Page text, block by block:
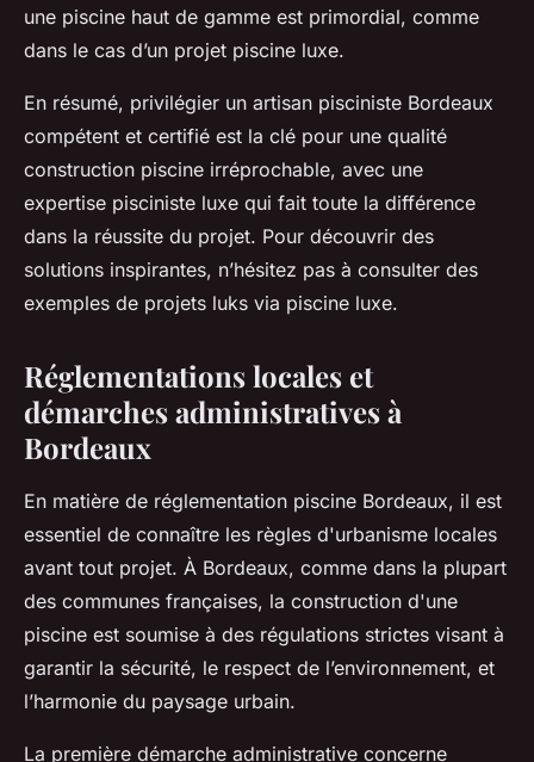
une piscine haut de gamme est primordial, comme
dans le cas d’un projet piscine luxe.
En résumé, privilégier un artisan pisciniste Bordeaux
compétent et certifié est la clé pour une qualité
construction piscine irréprochable, avec une
expertise pisciniste luxe qui fait toute la différence
dans la réussite du projet. Pour découvrir des
solutions inspirantes, n’hésitez pas à consulter des
exemples de projets luks via piscine luxe.
Réglementations locales et
démarches administratives à
Bordeaux
En matière de réglementation piscine Bordeaux, il est
essentiel de connaître les règles d'urbanisme locales
avant tout projet. À Bordeaux, comme dans la plupart
des communes françaises, la construction d'une
piscine est soumise à des régulations strictes visant à
garantir la sécurité, le respect de l’environnement, et
l’harmonie du paysage urbain.
La première démarche administrative concerne